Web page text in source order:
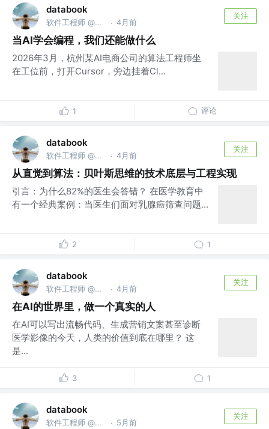
databook
软件工程师 @南京亚原软件有限公司 · 4月前
关注
当AI学会编程，我们还能做什么
2026年3月，杭州某AI电商公司的算法工程师坐
在工位前，打开Cursor，旁边挂着Cl...
1 评论
databook
软件工程师 @南京亚原软件有限公司 · 4月前
关注
从直觉到算法：贝叶斯思维的技术底层与工程实现
引言：为什么82%的医生会答错？ 在医学教育中
有一个经典案例：当医生们面对乳腺癌筛查问题...
2 1
databook
软件工程师 @南京亚原软件有限公司 · 4月前
关注
在AI的世界里，做一个真实的人
在AI可以写出流畅代码、生成营销文案甚至诊断
医学影像的今天，人类的价值到底在哪里？ 这
是...
3 1
databook
软件工程师 @南京亚原软件有限公司 · 5月前
关注